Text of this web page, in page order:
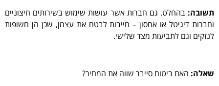
תשובה: בהחלט. גם חברות אשר עושות שימוש בשירותים חיצוניים
וחברות דיגיטל או אחסון – חייבות לבטח את עצמן, שכן הן חשופות
לנזקים וגם לתביעות מצד שלישי.
שאלה: האם ביטוח סייבר שווה את המחיר?